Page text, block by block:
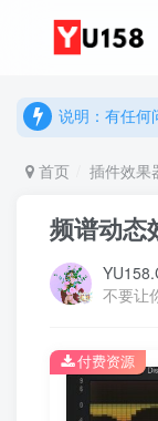
提示：网站登
提示：网站登
首页 插件效果
频谱动
不要让
付费资源